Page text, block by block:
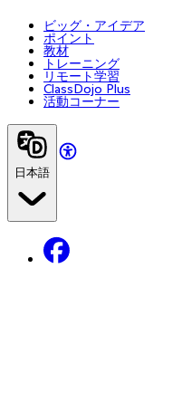
ビッグ・アイデア
ポイント
教材
トレーニング
リモート学習
ClassDojo Plus
活動コーナー
日本語
Facebook